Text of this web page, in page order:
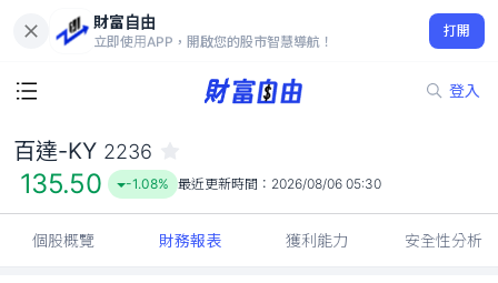
財富自由
立即使用APP，開啟您的股市智慧導航！
打開
登入
135.50
-1.08%
百達-KY 2236
135.50 -1.08% 最近更新時間： 2026/08/06 05:30
個股概覽 財務報表 獲利能力 安全性分析